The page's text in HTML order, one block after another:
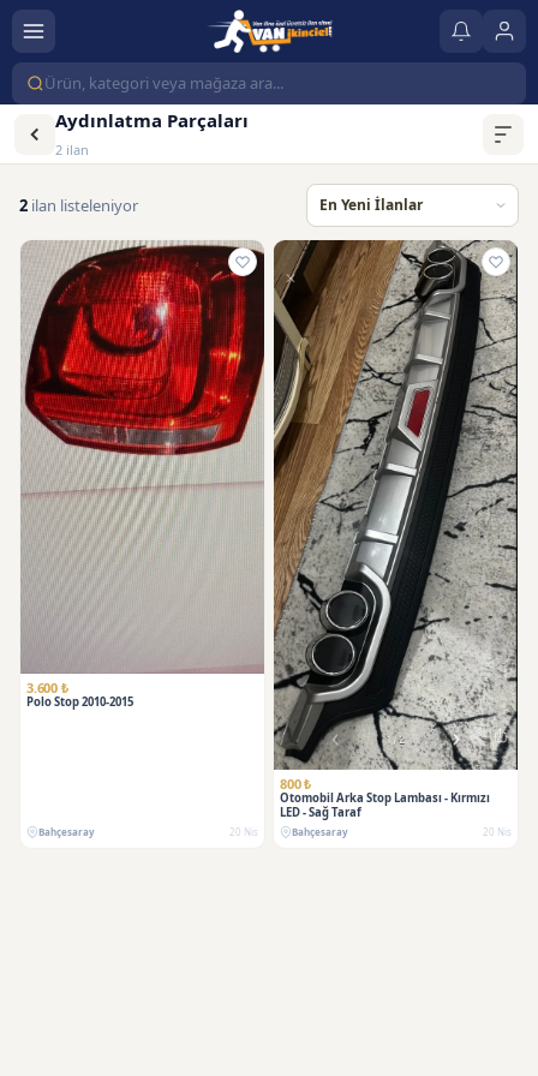
Aydınlatma Parçaları
2 ilan
2 ilan listeleniyor
3.600 ₺
Polo Stop 2010-2015
Bahçesaray 20 Nis
800 ₺
Otomobil Arka Stop Lambası - Kırmızı
LED - Sağ Taraf
Bahçesaray 20 Nis